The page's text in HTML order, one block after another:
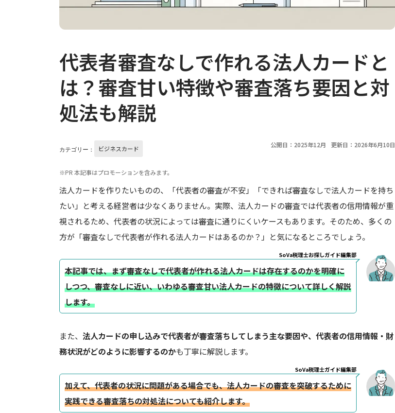
代表者審査なしで作れる法人カードと
は？審査甘い特徴や審査落ち要因と対
処法も解説
カテゴリー： ビジネスカード 公開日：2025年12月 更新日：2026年6月10日
※PR 本記事はプロモーションを含みます。
法人カードを作りたいものの、「代表者の審査が不安」「できれば審査なしで法人カードを持ち
たい」と考える経営者は少なくありません。実際、法人カードの審査では代表者の信用情報が重
視されるため、代表者の状況によっては審査に通りにくいケースもあります。そのため、多くの
方が「審査なしで代表者が作れる法人カードはあるのか？」と気になるところでしょう。
SoVa税理士お探しガイド編集部
本記事では、まず審査なしで代表者が作れる法人カードは存在するのかを明確に
しつつ、審査なしに近い、いわゆる審査甘い法人カードの特徴について詳しく解説
します。
また、 法人カードの申し込みで代表者が審査落ちしてしまう主な要因や、代表者の信用情報・財
務状況がどのように影響するのかも丁寧に解説します。
SoVa税理士ガイド編集部
加えて、代表者の状況に問題がある場合でも、法人カードの審査を突破するために
実践できる審査落ちの対処法についても紹介します。